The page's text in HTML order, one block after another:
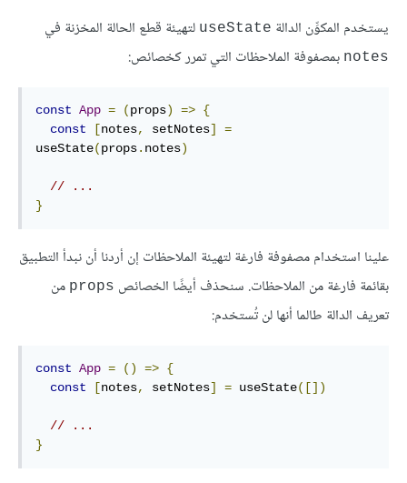
يستخدم المكوِّن الدالة useState لتهيئة قطع الحالة المخزنة في
notes بمصفوفة الملاحظات التي تمرر كخصائص:
const App = (props) => {
const
[notes, setNotes]
=
useState(props. notes)
// ...
}
علينا استخدام مصفوفة فارغة لتهيئة الملاحظات إن أردنا أن نبدأ التطبيق
بقائمة فارغة من الملاحظات. سنحذف أيضًا الخصائص props من
تعريف الدالة طالما أنها لن تُستخدم:
const App = () => {
const
[notes, setNotes] = useState([])
// ...
}